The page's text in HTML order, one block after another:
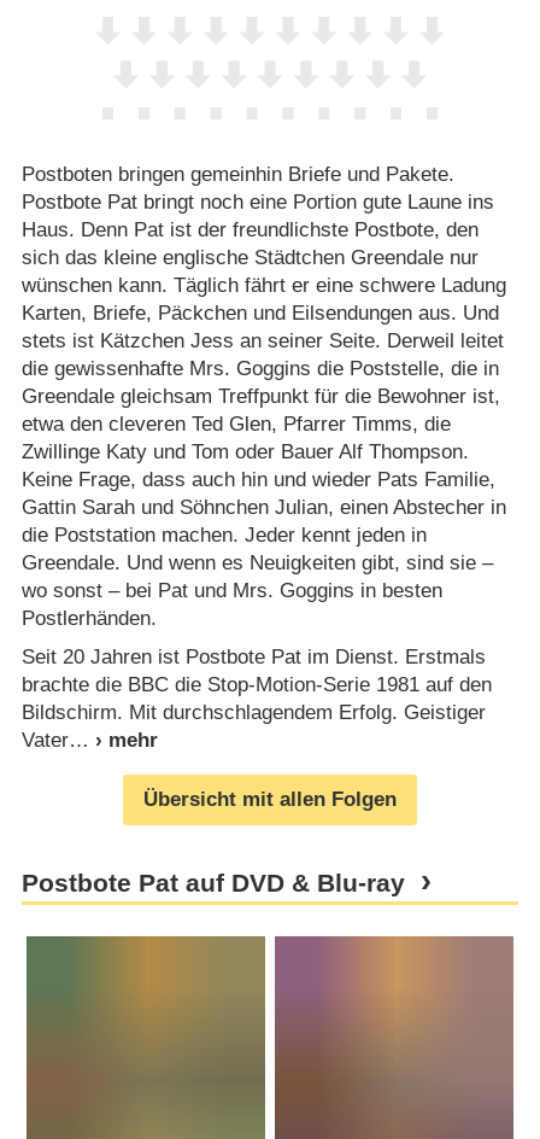
Postboten bringen gemeinhin Briefe und Pakete.
Postbote Pat bringt noch eine Portion gute Laune ins
Haus. Denn Pat ist der freundlichste Postbote, den
sich das kleine englische Städtchen Greendale nur
wünschen kann. Täglich fährt er eine schwere Ladung
Karten, Briefe, Päckchen und Eilsendungen aus. Und
stets ist Kätzchen Jess an seiner Seite. Derweil leitet
die gewissenhafte Mrs. Goggins die Poststelle, die in
Greendale gleichsam Treffpunkt für die Bewohner ist,
etwa den cleveren Ted Glen, Pfarrer Timms, die
Zwillinge Katy und Tom oder Bauer Alf Thompson.
Keine Frage, dass auch hin und wieder Pats Familie,
Gattin Sarah und Söhnchen Julian, einen Abstecher in
die Poststation machen. Jeder kennt jeden in
Greendale. Und wenn es Neuigkeiten gibt, sind sie –
wo sonst – bei Pat und Mrs. Goggins in besten
Postlerhänden.
Seit 20 Jahren ist Postbote Pat im Dienst. Erstmals
brachte die BBC die Stop-Motion-Serie 1981 auf den
Bildschirm. Mit durchschlagendem Erfolg. Geistiger
Vater
Übersicht mit allen Folgen
Postbote Pat auf DVD & Blu-ray